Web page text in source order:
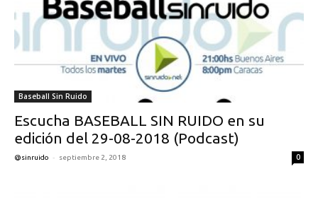
Baseball Sin Ruido
Escucha BASEBALL SIN RUIDO en su
edición del 29-08-2018 (Podcast)
@sinruido - septiembre 2, 2018 0